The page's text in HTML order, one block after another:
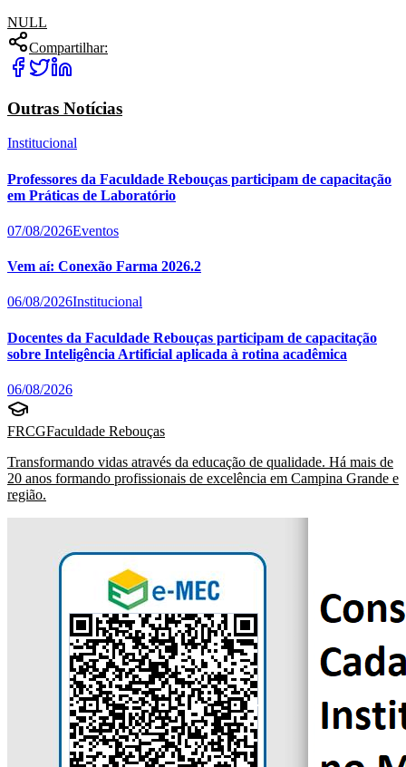
NULL
Compartilhar:
Outras Notícias
Institucional
Professores da Faculdade Rebouças participam de capacitação
em Práticas de Laboratório
07/08/2026Eventos
Vem aí: Conexão Farma 2026.2
06/08/2026Institucional
Docentes da Faculdade Rebouças participam de capacitação
sobre Inteligência Artificial aplicada à rotina acadêmica
06/08/2026
FRCGFaculdade Rebouças
Transformando vidas através da educação de qualidade. Há mais de
20 anos formando profissionais de excelência em Campina Grande e
região.